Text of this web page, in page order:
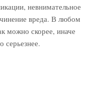
невнимательное
вреда. В любом
можно скорее, иначе
серьезнее.